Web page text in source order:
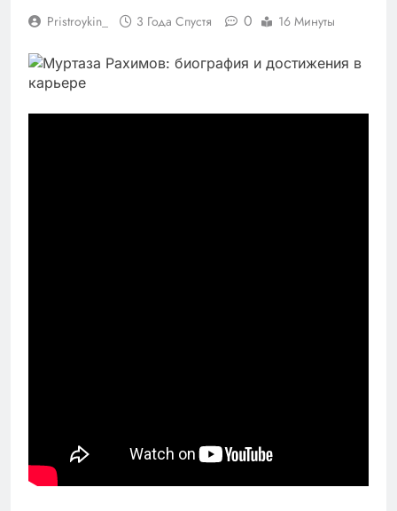
Pristroykin_ 3 Года Спустя 0 16 Минуты